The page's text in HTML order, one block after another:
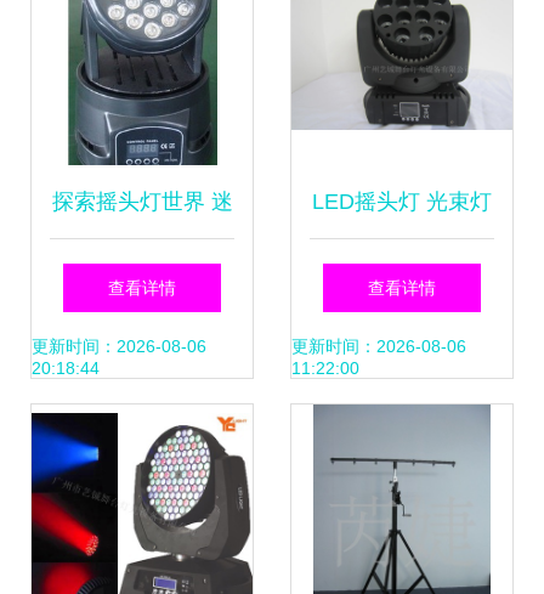
探索摇头灯世界 迷
你LED到全彩三合
一的舞台之光
查看详情
更新时间：2026-08-06
20:18:44
LED摇头灯 光束灯
的革新与应用
查看详情
更新时间：2026-08-06
11:22:00